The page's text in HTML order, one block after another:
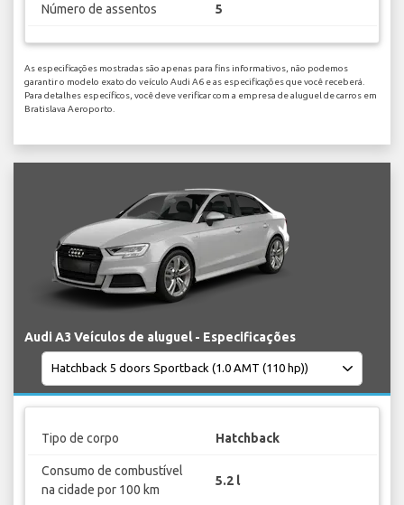
Número de assentos 5
As especificações mostradas são apenas para fins informativos, não podemos
garantir o modelo exato do veículo Audi A6 e as especificações que você receberá.
Para detalhes específicos, você deve verificar com a empresa de aluguel de carros em
Bratislava Aeroporto.
Audi A3 Veículos de aluguel - Especificações
Tipo de corpo Hatchback
Consumo de combustível
na cidade por 100 km
5.2 l